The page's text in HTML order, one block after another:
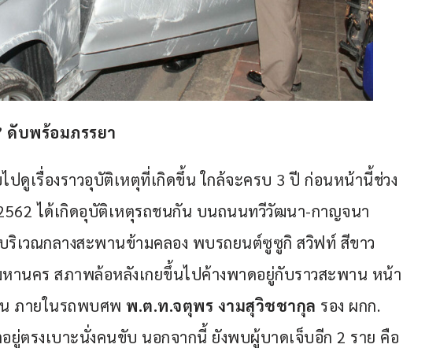
ดับพร้อมภรรยา
ดูเรื่องราวอุบัติเหตุที่เกิดขึ้น ใกล้จะครบ 3 ปี ก่อนหน้านี้ช่วง
ได้เกิดอุบัติเหตุรถชนกัน บนถนนทวีวัฒนา-กาญจนา
ริเวณกลางสะพานข้ามคลอง พบรถยนต์ซูซูกิ สวิฟท์ สีขาว
านคร สภาพล้อหลังเกยขึ้นไปค้างพาดอยู่กับราวสะพาน หน้า
ภายในรถพบศพ พ.ต.ท.จตุพร งามสุวิชชากุล รอง ผกก.
ยู่ตรงเบาะนั่งคนขับ นอกจากนี้ ยังพบผู้บาดเจ็บอีก 2 ราย คือ